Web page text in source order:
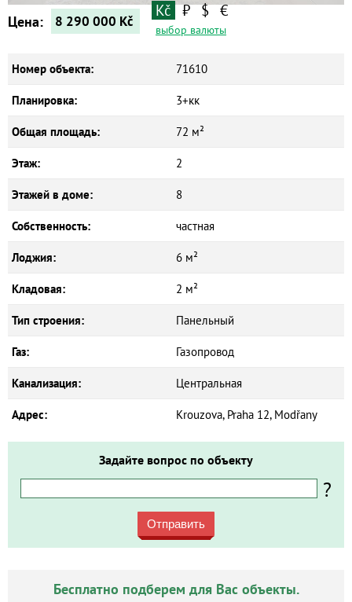
Цена: 8 290 000 Kč
Kč ₽ $ €
выбор валюты
Номер объекта: 71610
Планировка: 3+кк
Общая площадь: 72 м²
Этаж: 2
Этажей в доме: 8
Собственность: частная
Лоджия: 6 м²
Кладовая: 2 м²
Тип строения: Панельный
Газ: Газопровод
Канализация: Центральная
Адрес: Krouzova, Praha 12, Modřany
Задайте вопрос по объекту
?
Отправить
Бесплатно подберем для Вас объекты.